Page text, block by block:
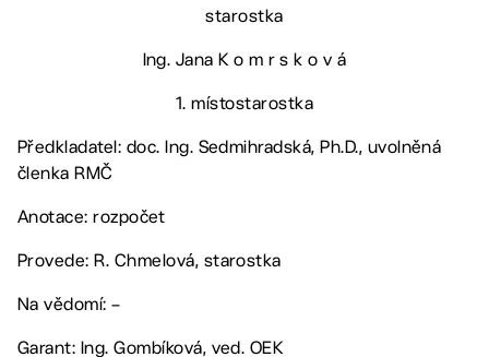
starostka
Ing. Jana K o m r s k o v á
1. místostarostka
Předkladatel: doc. Ing. Sedmihradská, Ph.D., uvolněná
členka RMČ
Anotace: rozpočet
Provede: R. Chmelová, starostka
Na vědomí: –
Garant: Ing. Gombíková, ved. OEK